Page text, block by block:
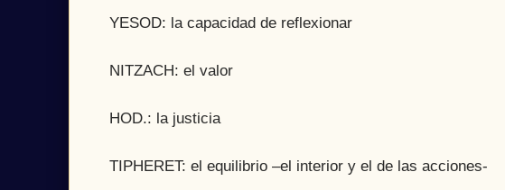
YESOD: la capacidad de reflexionar
NITZACH: el valor
HOD.: la justicia
TIPHERET: el equilibrio –el interior y el de las acciones-